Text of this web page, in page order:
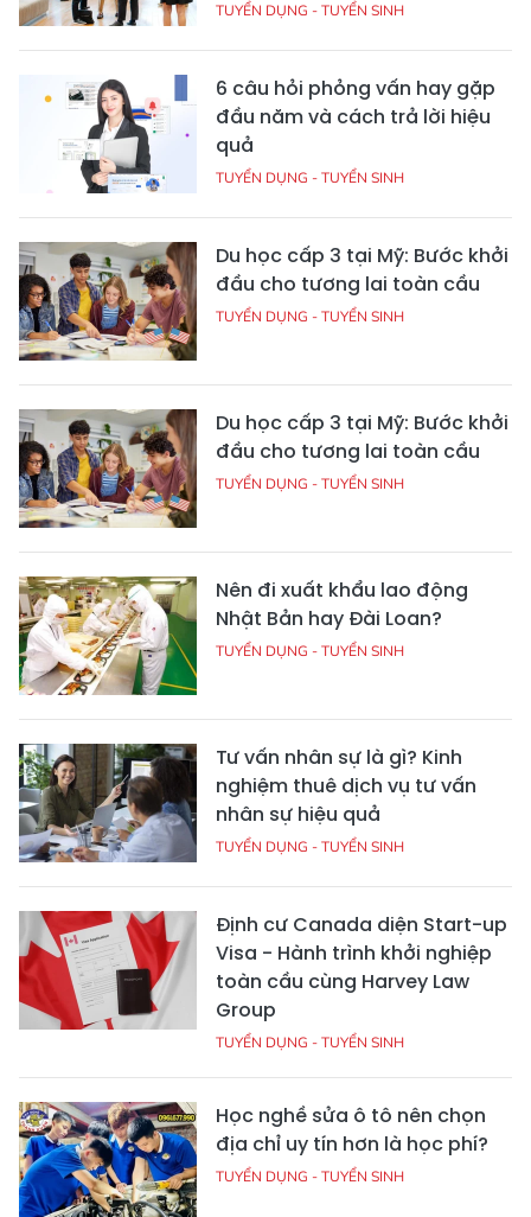
TUYỂN DỤNG - TUYỂN SINH
6 câu hỏi phỏng vấn hay gặp
đầu năm và cách trả lời hiệu
quả
TUYỂN DỤNG - TUYỂN SINH
Du học cấp 3 tại Mỹ: Bước khởi
đầu cho tương lai toàn cầu
TUYỂN DỤNG - TUYỂN SINH
Du học cấp 3 tại Mỹ: Bước khởi
đầu cho tương lai toàn cầu
TUYỂN DỤNG - TUYỂN SINH
Nên đi xuất khẩu lao động
Nhật Bản hay Đài Loan?
TUYỂN DỤNG - TUYỂN SINH
Tư vấn nhân sự là gì? Kinh
nghiệm thuê dịch vụ tư vấn
nhân sự hiệu quả
TUYỂN DỤNG - TUYỂN SINH
Định cư Canada diện Start-up
Visa - Hành trình khởi nghiệp
toàn cầu cùng Harvey Law
Group
TUYỂN DỤNG - TUYỂN SINH
Học nghề sửa ô tô nên chọn
địa chỉ uy tín hơn là học phí?
TUYỂN DỤNG - TUYỂN SINH